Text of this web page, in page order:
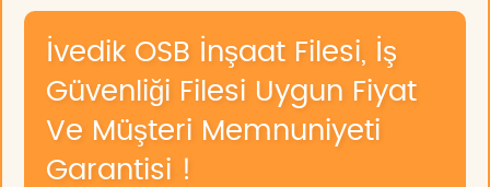
İvedik OSB İnşaat Filesi, İş
Güvenliği Filesi Uygun Fiyat
Ve Müşteri Memnuniyeti
Garantisi !